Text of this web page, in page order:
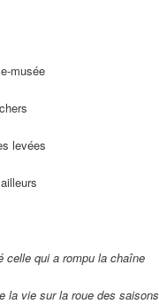
musée
levées
celle qui a rompu la chaîne
la vie sur la roue des saisons